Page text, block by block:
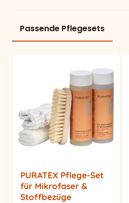
Passende Pflegesets
PURATEX Pflege-Set
für Mikrofaser &
Stoffbezüge